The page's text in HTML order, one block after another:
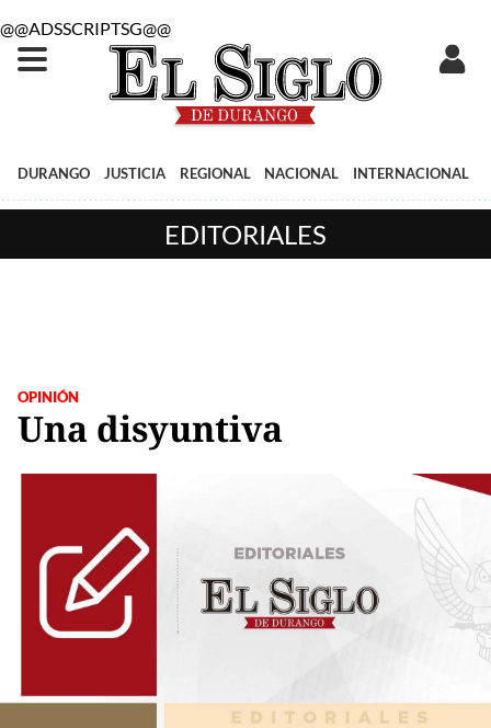
@@ADSSCRIPTSG@@
DURANGO JUSTICIA REGIONAL NACIONAL INTERNACIONAL
EDITORIALES
OPINIÓN
Una disyuntiva